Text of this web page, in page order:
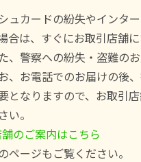
ュカードの紛失やインタ
合は、すぐにお取引店舗
、警察への紛失・盗難の
、お電話でのお届けの後
となりますので、お取引
い。
のご案内はこちら
ページもご覧ください。